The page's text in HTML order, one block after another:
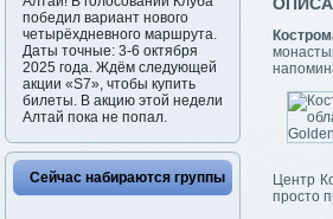
победил вариант нового
четырёхдневного маршрута.
Даты точные: 3-6 октября
2025 года. Ждём следующей
акции «S7», чтобы купить
билеты. В акцию этой недели
Алтай пока не попал.
Сейчас набираются группы
Центр
просто